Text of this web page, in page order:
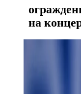
на